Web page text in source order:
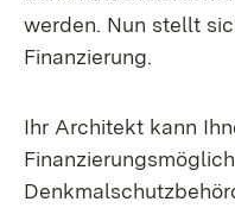
werden. Nun stellt
Finanzierung.
Ihr Architekt kann